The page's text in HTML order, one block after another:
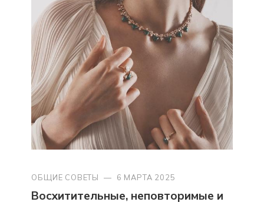
ОБЩИЕ СОВЕТЫ — 6 МАРТА 2025
Восхитительные, неповторимые и